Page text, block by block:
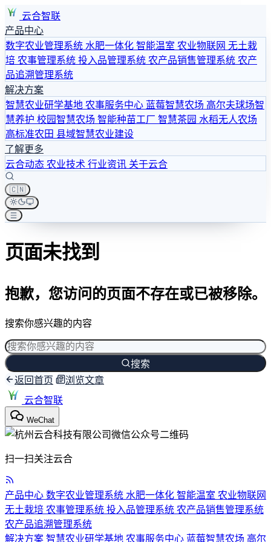
云合智联
产品中心
数字农业管理系统 水肥一体化 智能温室 农业物联网 无土栽
培 农事管理系统 投入品管理系统 农产品销售管理系统 农产
品追溯管理系统
解决方案
智慧农业研学基地 农事服务中心 蓝莓智慧农场 高尔夫球场智
慧养护 校园智慧农场 智能种苗工厂 智慧茶园 水稻无人农场
高标准农田 县域智慧农业建设
了解更多
云合动态 农业技术 行业资讯 关于云合
🇨🇳
页面未找到
抱歉，您访问的页面不存在或已被移除。
搜索你感兴趣的内容
搜索
返回首页
浏览文章
云合智联
WeChat
扫一扫关注云合
产品中心 数字农业管理系统 水肥一体化 智能温室 农业物联网
无土栽培 农事管理系统 投入品管理系统 农产品销售管理系统
农产品追溯管理系统
解决方案 智慧农业研学基地 农事服务中心 蓝莓智慧农场 高尔